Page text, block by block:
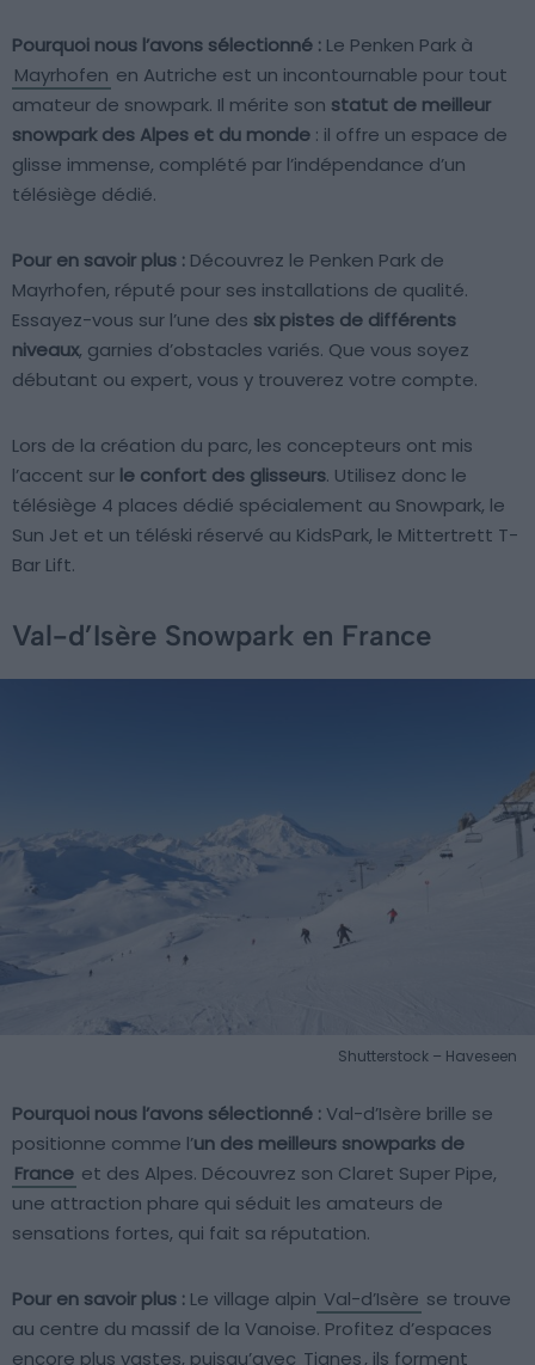
Pourquoi nous l’avons sélectionné : Le Penken Park à
Mayrhofen en Autriche est un incontournable pour tout
amateur de snowpark. Il mérite son statut de meilleur
snowpark des Alpes et du monde : il offre un espace de
glisse immense, complété par l’indépendance d’un
télésiège dédié.
Pour en savoir plus : Découvrez le Penken Park de
Mayrhofen, réputé pour ses installations de qualité.
Essayez-vous sur l’une des six pistes de différents
niveaux, garnies d’obstacles variés. Que vous soyez
débutant ou expert, vous y trouverez votre compte.
Lors de la création du parc, les concepteurs ont mis
l’accent sur le confort des glisseurs. Utilisez donc le
télésiège 4 places dédié spécialement au Snowpark, le
Sun Jet et un téléski réservé au KidsPark, le Mittertrett T-
Bar Lift.
Val-d’Isère Snowpark en France
Shutterstock – Haveseen
Pourquoi nous l’avons sélectionné :Val-d’Isère brille se
positionne comme l’un des meilleurs snowparks de
France et des Alpes. Découvrez son Claret Super Pipe,
une attraction phare qui séduit les amateurs de
sensations fortes, qui fait sa réputation.
Pour en savoir plus : Le village alpin Val-d’Isère se trouve
au centre du massif de la Vanoise. Profitez d’espaces
encore plus vastes, puisqu’avec Tignes, ils forment